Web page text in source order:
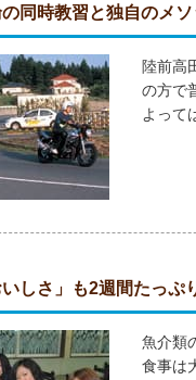
の同時教習と独自のメソ
陸前高
の方で
よって
いしさ」も2週間たっぷ
魚介類
食事は